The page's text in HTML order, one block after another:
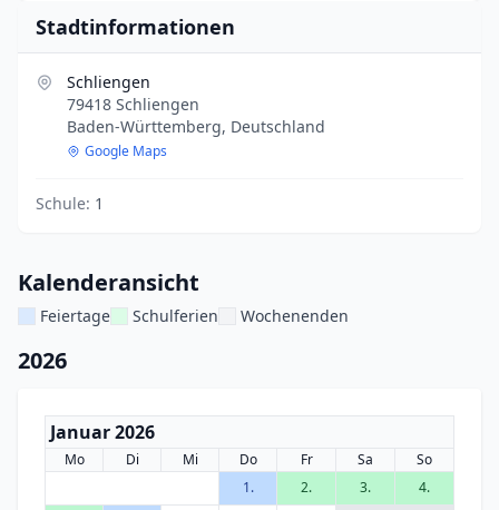
Stadtinformationen
Schliengen
79418 Schliengen
Baden-Württemberg, Deutschland
Google Maps
Schule: 1
Kalenderansicht
Feiertage Schulferien Wochenenden
2026
Januar 2026
Mo Di Mi Do Fr Sa
So
1.
2. 3.
4.